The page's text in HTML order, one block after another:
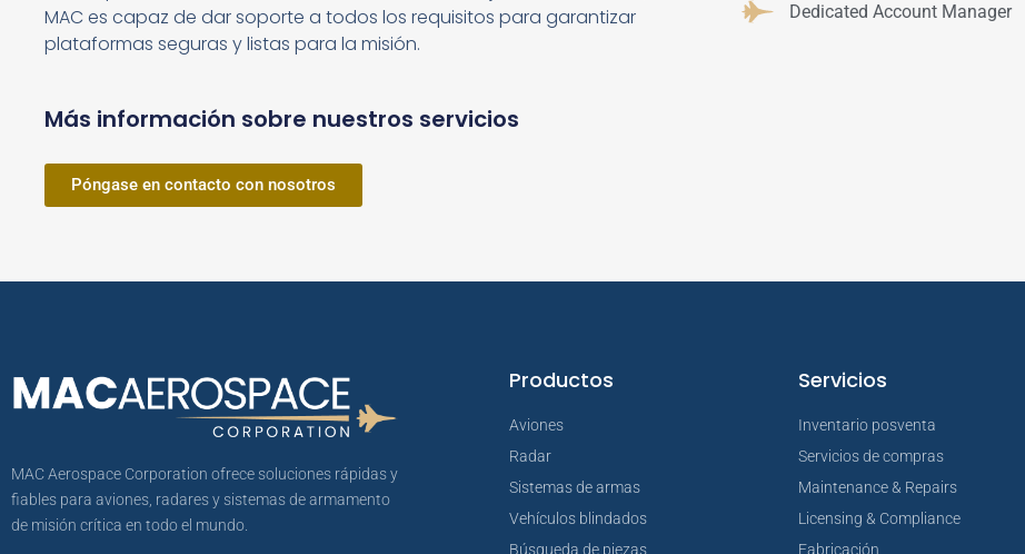
MAC es capaz de dar soporte a todos los requisitos para garantizar
plataformas seguras y listas para la misión.
Más información sobre nuestros servicios
Póngase en contacto con nosotros
Dedicated Account Manager
MAC Aerospace Corporation ofrece soluciones rápidas y
fiables para aviones, radares y sistemas de armamento
de misión crítica en todo el mundo.
Productos
Aviones
Radar
Sistemas de armas
Vehículos blindados
Búsqueda de piezas
Servicios
Inventario posventa
Servicios de compras
Maintenance & Repairs
Licensing & Compliance
Fabricación